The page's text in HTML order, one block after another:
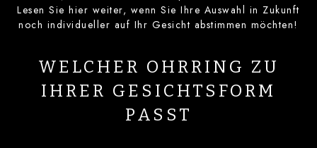
Lesen Sie hier weiter, wenn Sie Ihre Auswahl in Zukunft
noch individueller auf Ihr Gesicht abstimmen möchten!
WELCHER OHRRING ZU
IHRER GESICHTSFORM
PASST